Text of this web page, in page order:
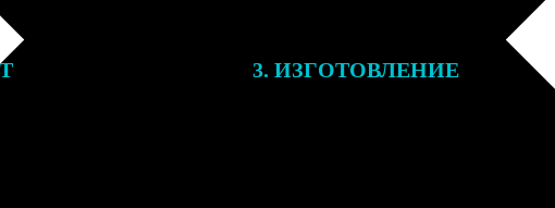
заказа к печати
могут связаться с Вами
телефону или email для
3. ИЗГОТОВЛЕНИЕ